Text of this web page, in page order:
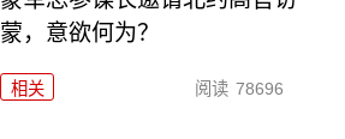
蒙，意欲何为？
相关 阅读 78696